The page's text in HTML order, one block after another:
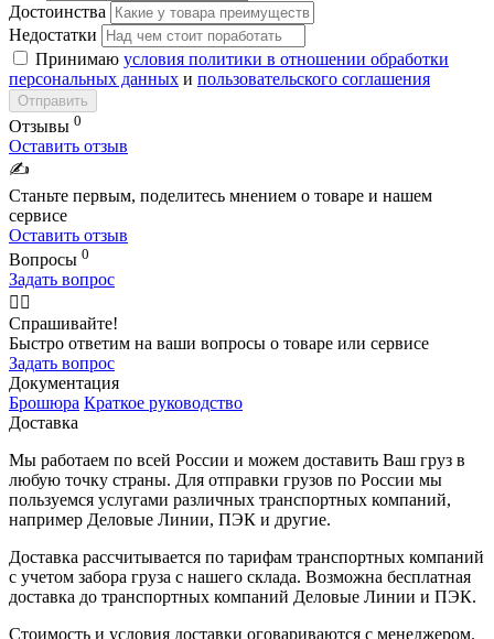
Достоинства
Недостатки
Принимаю условия политики в отношении обработки
персональных данных и пользовательского соглашения
Отправить
Отзывы 0
Оставить отзыв
✍️
Станьте первым, поделитесь мнением о товаре и нашем
сервисе
Оставить отзыв
Вопросы 0
Задать вопрос
🙋‍♂️
Спрашивайте!
Быстро ответим на ваши вопросы о товаре или сервисе
Задать вопрос
Документация
Брошюра Краткое руководство
Доставка
Мы работаем по всей России и можем доставить Ваш груз в
любую точку страны. Для отправки грузов по России мы
пользуемся услугами различных транспортных компаний,
например Деловые Линии, ПЭК и другие.
Доставка рассчитывается по тарифам транспортных компаний
с учетом забора груза с нашего склада. Возможна бесплатная
доставка до транспортных компаний Деловые Линии и ПЭК.
Стоимость и условия доставки оговариваются с менеджером.